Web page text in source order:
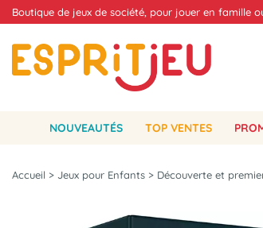
Boutique de jeux de société, pour jouer en famille
NOUVEAUTÉS TOP VENTES
Accueil > Jeux pour Enfants > Découverte et